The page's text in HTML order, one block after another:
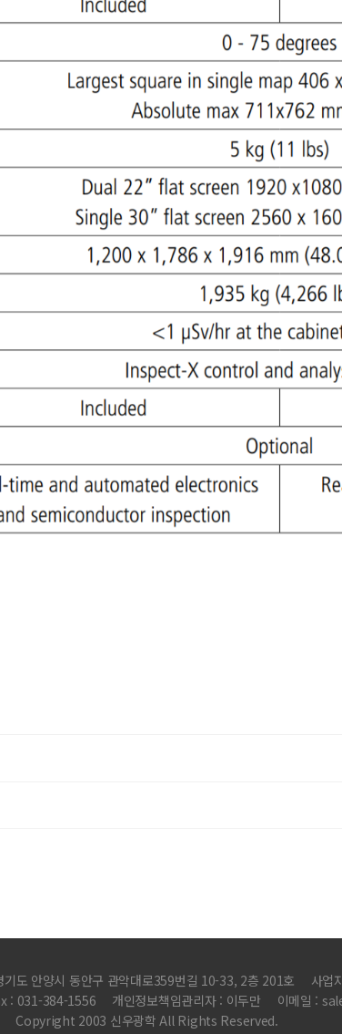
기도 안양시 동안구 관악대로359번길 10-33, 2층 201호
사업
: 031-384-1556 개인정보책임관리자 : 이두만
이메일 :
Copyright 2003 신우광학 All Rights Reserved.